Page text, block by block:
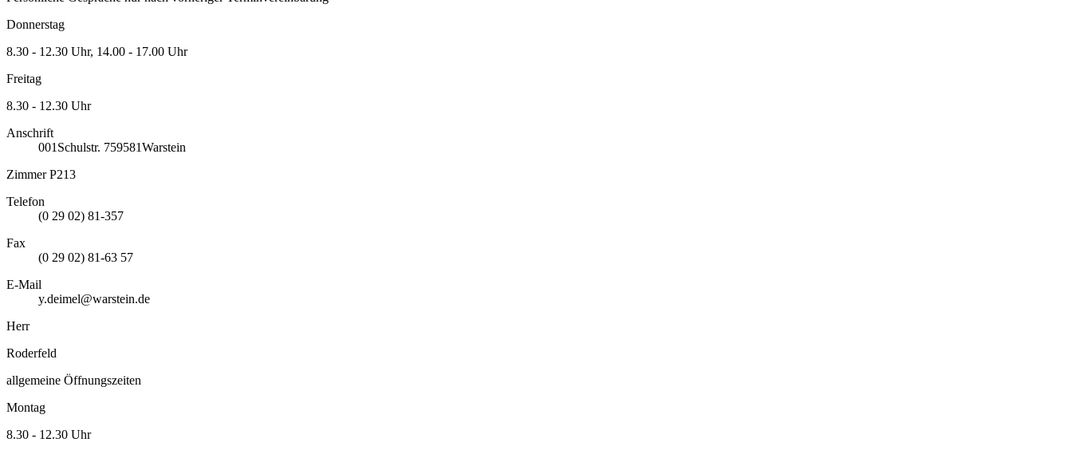
Donnerstag
8.30 - 12.30 Uhr, 14.00 - 17.00 Uhr
Freitag
8.30 - 12.30 Uhr
Anschrift
001 Schulstr. 759581Warstein
Zimmer P213
Telefon
(0 29 02) 81-357
Fax
(0 29 02) 81-63 57
E-Mail
y.deimel@warstein.de
Herr
Roderfeld
allgemeine Öffnungszeiten
Montag
8.30 - 12.30 Uhr